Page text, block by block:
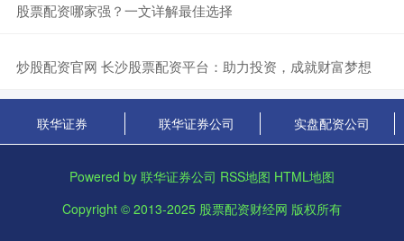
​股票配资哪家强？一文详解最佳选择
​炒股配资官网 长沙股票配资平台：助力投资，成就财富梦想
联华证券 联华证券公司 实盘配资公司
Powered by 联华证券公司 RSS地图 HTML地图
Copyright © 2013-2025 股票配资财经网 版权所有